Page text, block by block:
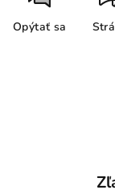
Opýtať sa